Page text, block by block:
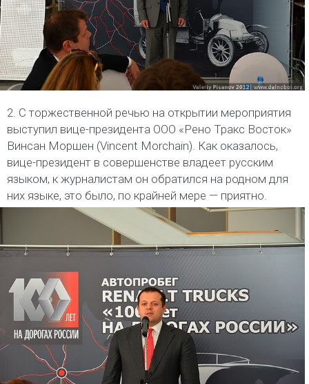
2. С торжественной речью на открытии мероприятия
выступил вице-президента ООО «Рено Тракс Восток»
Винсан Моршен (Vincent Morchain). Как оказалось,
вице-президент в совершенстве владеет русским
языком, к журналистам он обратился на родном для
них языке, это было, по крайней мере — приятно.